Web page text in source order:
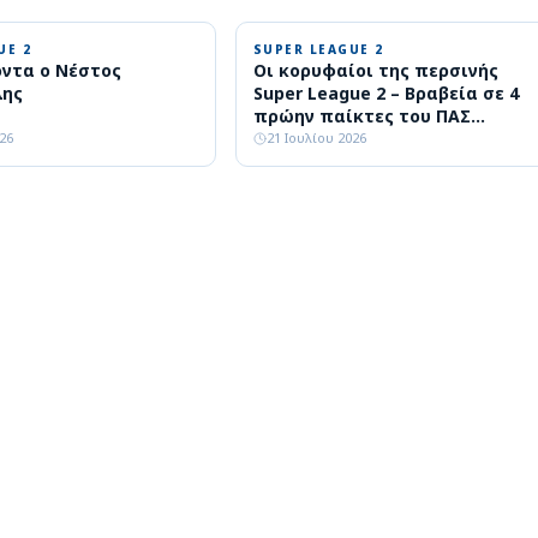
2
ο Νέστος
SUPER LEAGUE 2
Οι κορυφαίοι της περσινής
Super League 2 – Βραβεία σε 4
πρώην παίκτες του ΠΑΣ
Γιάννινα!
21 Ιουλίου 2026